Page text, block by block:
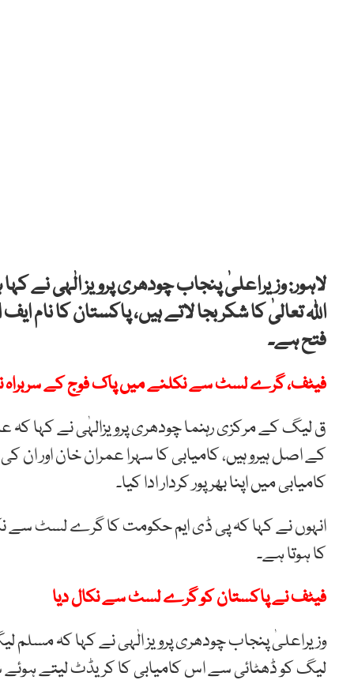
لاہور: وزیراعلیٰ پنجاب چودھری پرویز الٰہی
اللہ تعالیٰ کا شکر بجا لاتے ہیں، پاکستان کا
فتح ہے۔
فیٹف، گرے لسٹ سے نکلنے میں پاک فوج کے سربراہ
ق لیگ کے مرکزی رہنما چودھری پرویزالہٰی نے کہا کہ
کے اصل ہیرو ہیں، کامیابی کا سہرا عمران خان اور ان
کامیابی میں اپنا بھرپور کردار ادا کیا۔
انہوں نے کہا کہ پی ڈی ایم حکومت کا گرے لسٹ
کا ہوتا ہے۔
فیٹف نے پاکستان کو گرے لسٹ سے نکال دیا
وزیراعلیٰ پنجاب چودھری پرویز الٰہی نے کہا کہ
لیگ کو ڈھٹائی سے اس کامیابی کا کریڈٹ لیتے ہوئے